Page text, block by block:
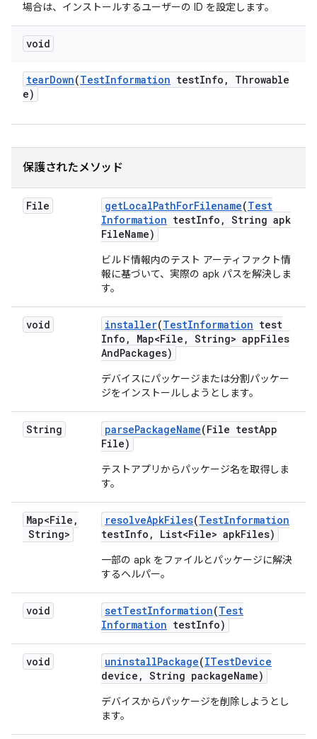
場合は、インストールするユーザーの ID を設定します。
void
tearDown(TestInformation testInfo ,
Throwable
e)
保護されたメソッド
File getLocalPathForFilename(Test
Information testInfo , String apk
FileName)
ビルド情報内のテスト アーティファクト情
報に基づいて、実際の apk パスを解決しま
す。
void installer(TestInformation test
Info , Map<File , String> appFiles
AndPackages)
デバイスにパッケージまたは分割パッケー
ジをインストールしようとします。
String parsePackageName(File testApp
File)
テストアプリからパッケージ名を取得しま
す。
Map<File ,
String>
resolveApkFiles(TestInformation
testInfo , List<File> apkFiles)
一部の apk をファイルとパッケージに解決
するヘルパー。
void setTestInformation(Test
Information testInfo)
void uninstallPackage(ITestDevice
device , String packageName)
デバイスからパッケージを削除しようとし
ます。